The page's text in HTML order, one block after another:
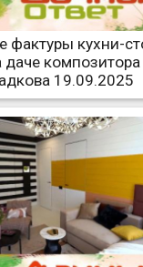
фактуры кухни-
даче композитора
19.09.2025